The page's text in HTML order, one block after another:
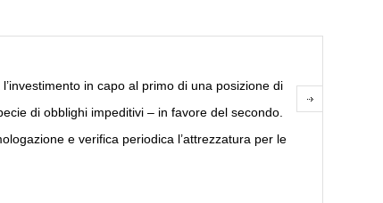
in capo al primo di una posizione di
di obblighi impeditivi – in favore del secondo.
e verifica periodica l’attrezzatura per le